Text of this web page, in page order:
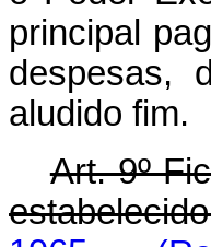
principal
despesas,
aludido fim.
Art. 9º